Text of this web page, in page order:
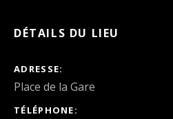
DÉTAILS DU LIEU
ADRESSE
TÉLÉPHONE